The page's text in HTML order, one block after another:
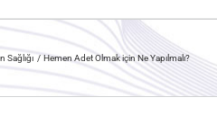
Sağlığı Hemen Adet Olmak için Ne Yapılmalı?